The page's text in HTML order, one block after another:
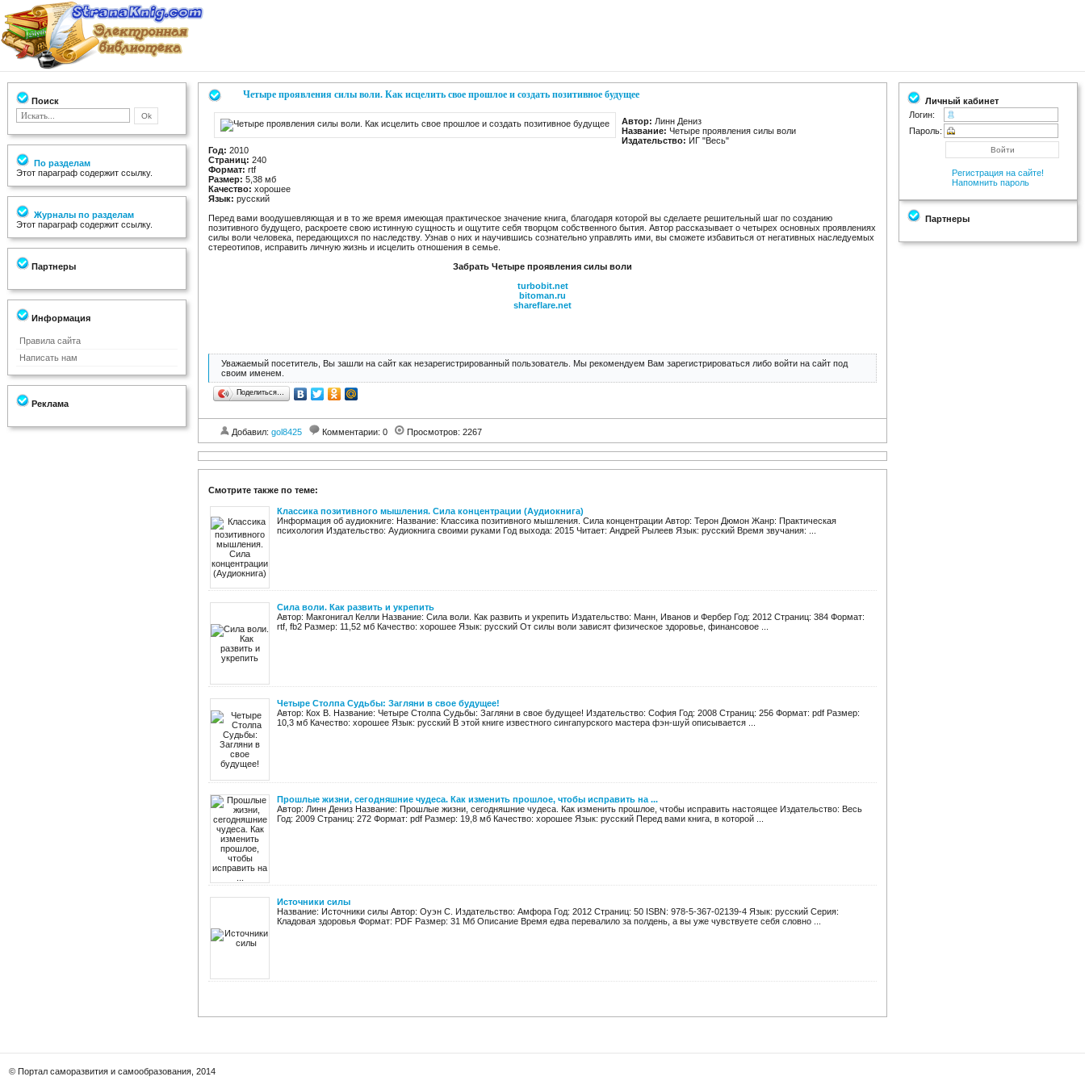
Поиск
По разделам
Этот параграф содержит ссылку.
Журналы по разделам
Этот параграф содержит ссылку.
Партнеры
Информация
Правила сайта
Написать нам
Реклама
Четыре проявления силы воли. Как исцелить свое прошлое и создать позитивное будущее
Автор: Линн Дениз
Название: Четыре проявления силы воли
Издательство: ИГ "Весь"
Год: 2010
Страниц: 240
Формат: rtf
Размер: 5,38 мб
Качество: хорошее
Язык: русский
Перед вами воодушевляющая и в то же время имеющая практическое значение книга, благодаря которой вы сделаете решительный шаг по созданию
позитивного будущего, раскроете свою истинную сущность и ощутите себя творцом собственного бытия. Автор рассказывает о четырех основных проявлениях
силы воли человека, передающихся по наследству. Узнав о них и научившись сознательно управлять ими, вы сможете избавиться от негативных наследуемых
стереотипов, исправить личную жизнь и исцелить отношения в семье.
Забрать Четыре проявления силы воли
turbobit.net
bitoman.ru
shareflare.net
Уважаемый посетитель, Вы зашли на сайт как незарегистрированный пользователь. Мы рекомендуем Вам зарегистрироваться либо войти на сайт под
своим именем.
Поделиться…
Добавил: gol8425 Комментарии: 0 Просмотров: 2267
Смотрите также по теме:
Классика позитивного мышления. Сила концентрации (Аудиокнига)
Информация об аудиокниге: Название: Классика позитивного мышления. Сила концентрации Автор: Терон Дюмон Жанр: Практическая
психология Издательство: Аудиокнига своими руками Год выхода: 2015 Читает: Андрей Рылеев Язык: русский Время звучания: ...
Сила воли. Как развить и укрепить
Автор: Макгонигал Келли Название: Сила воли. Как развить и укрепить Издательство: Манн, Иванов и Фербер Год: 2012 Страниц: 384 Формат:
rtf, fb2 Размер: 11,52 мб Качество: хорошее Язык: русский От силы воли зависят физическое здоровье, финансовое ...
Четыре Столпа Судьбы: Загляни в свое будущее!
Автор: Кох В. Название: Четыре Столпа Судьбы: Загляни в свое будущее! Издательство: София Год: 2008 Страниц: 256 Формат: pdf Размер:
10,3 мб Качество: хорошее Язык: русский В этой книге известного сингапурского мастера фэн-шуй описывается ...
Прошлые жизни, сегодняшние чудеса. Как изменить прошлое, чтобы исправить на ...
Автор: Линн Дениз Название: Прошлые жизни, сегодняшние чудеса. Как изменить прошлое, чтобы исправить настоящее Издательство: Весь
Год: 2009 Страниц: 272 Формат: pdf Размер: 19,8 мб Качество: хорошее Язык: русский Перед вами книга, в которой ...
Источники силы
Название: Источники силы Автор: Оуэн С. Издательство: Амфора Год: 2012 Страниц: 50 ISBN: 978-5-367-02139-4 Язык: русский Серия:
Кладовая здоровья Формат: PDF Размер: 31 Мб Описание Время едва перевалило за полдень, а вы уже чувствуете себя словно ...
Личный кабинет
Логин:
Пароль:
Регистрация на сайте!
Напомнить пароль
Партнеры
© Портал саморазвития и самообразования, 2014